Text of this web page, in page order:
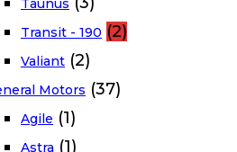
Transit - 190 (2)
Valiant (2)
Motors (37)
Agile (1)
Astra (1)